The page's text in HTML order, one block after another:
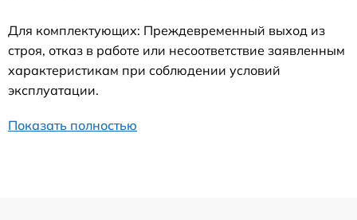
Для комплектующих: Преждевременный выход из
строя, отказ в работе или несоответствие заявленным
характеристикам при соблюдении условий
эксплуатации.
Показать полностью